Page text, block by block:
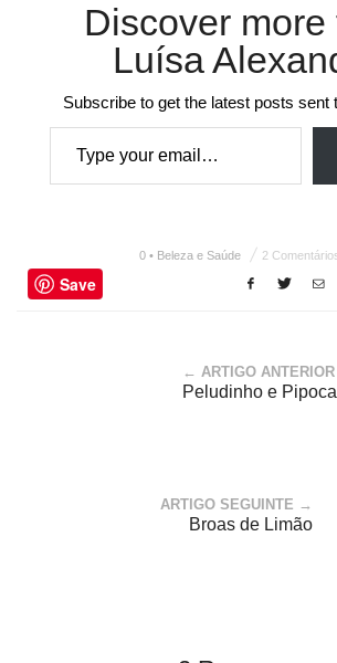
Discover more
Luísa
Subscribe to get the latest posts sent
Type your email…
0 • Beleza e Saúde 2
Save
← ARTIGO ANTERIOR
Peludinho e
ARTIGO SEGUINTE →
Broas de Limão